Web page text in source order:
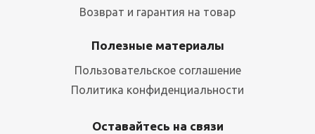
Возврат и гарантия на товар
Полезные материалы
Пользовательское соглашение
Политика конфиденциальности
Оставайтесь на связи